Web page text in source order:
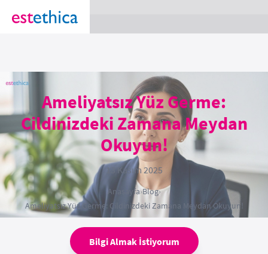
section Service {
Ameliyatsız Yüz Germe:
Cildinizdeki Zamana Meydan
Okuyun!
13 Kasım 2025
Anasayfa›Blog›
Ameliyatsız Yüz Germe: Cildinizdeki Zamana Meydan Okuyun!
Bilgi Almak İstiyorum